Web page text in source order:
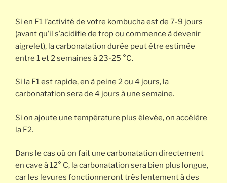
Si en F1 l’activité de votre kombucha est de 7-9 jours
(avant qu’il s’acidifie de trop ou commence à devenir
aigrelet), la carbonatation durée peut être estimée
entre 1 et 2 semaines à 23-25 °C.
Si la F1 est rapide, en à peine 2 ou 4 jours, la
carbonatation sera de 4 jours à une semaine.
Si on ajoute une température plus élevée, on accélère
la F2.
Dans le cas où on fait une carbonatation directement
en cave à 12° C, la carbonatation sera bien plus longue,
car les levures fonctionneront très lentement à des